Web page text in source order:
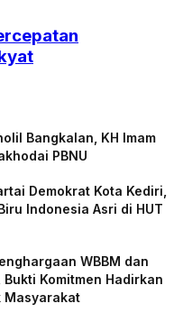
Bangkalan, KH Imam
PBNU
Demokrat Kota Kediri,
Indonesia Asri di HUT
WBBM dan
Komitmen Hadirkan
Masyarakat